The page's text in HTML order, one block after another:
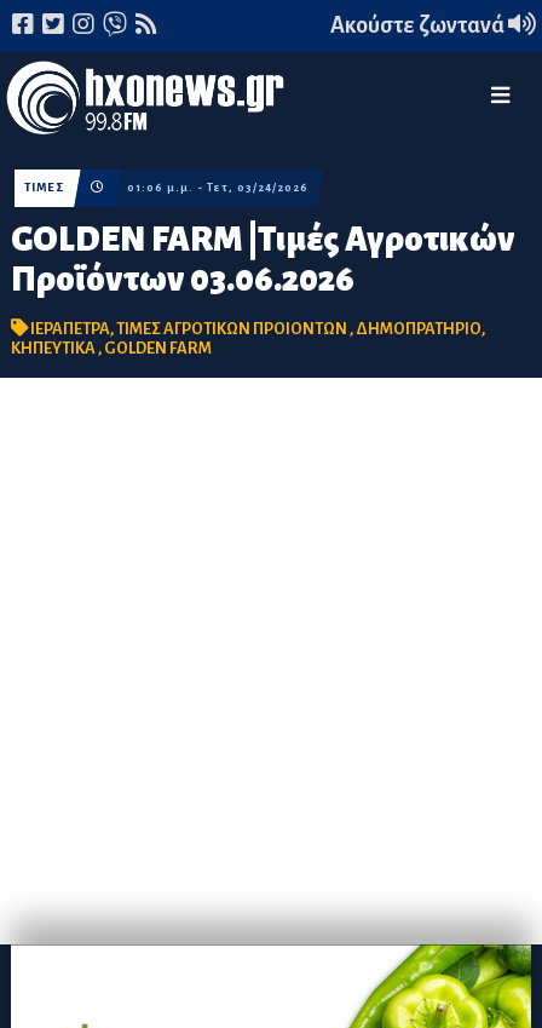
Ακούστε ζωντανά
GOLDEN FARM |Τιμές Αγροτικών
Προϊόντων 03.06.2026
ΤΙΜΕΣ 01:06 μ.μ. - Τετ, 03/24/2026
ΙΕΡΑΠΕΤΡΑ,ΤΙΜΕΣ ΑΓΡΟΤΙΚΩΝ ΠΡΟΙΟΝΤΩΝ , ΔΗΜΟΠΡΑΤΗΡΙΟ,
ΚΗΠΕΥΤΙΚΑ , GOLDEN FARM